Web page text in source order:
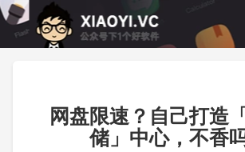
网盘限速？自己打造
储」中心，不香